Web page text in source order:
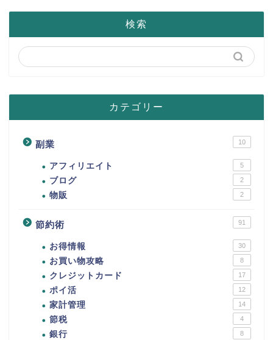
検索
カテゴリー
副業 10
アフィリエイト 5
ブログ 2
物販 2
節約術 91
お得情報 30
お買い物攻略 8
クレジットカード 17
ポイ活 12
家計管理 14
節税 4
銀行 8